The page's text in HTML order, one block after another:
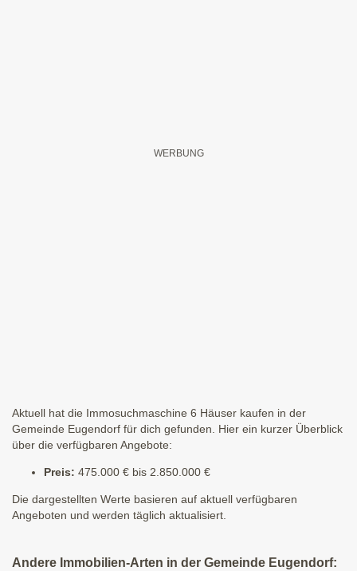
Aktuell hat die Immosuchmaschine 6 Häuser kaufen in der
Gemeinde Eugendorf für dich gefunden. Hier ein kurzer Überblick
über die verfügbaren Angebote:
Preis: 475.000 € bis 2.850.000 €
Die dargestellten Werte basieren auf aktuell verfügbaren
Angeboten und werden täglich aktualisiert.
Andere Immobilien-Arten in der Gemeinde Eugendorf: